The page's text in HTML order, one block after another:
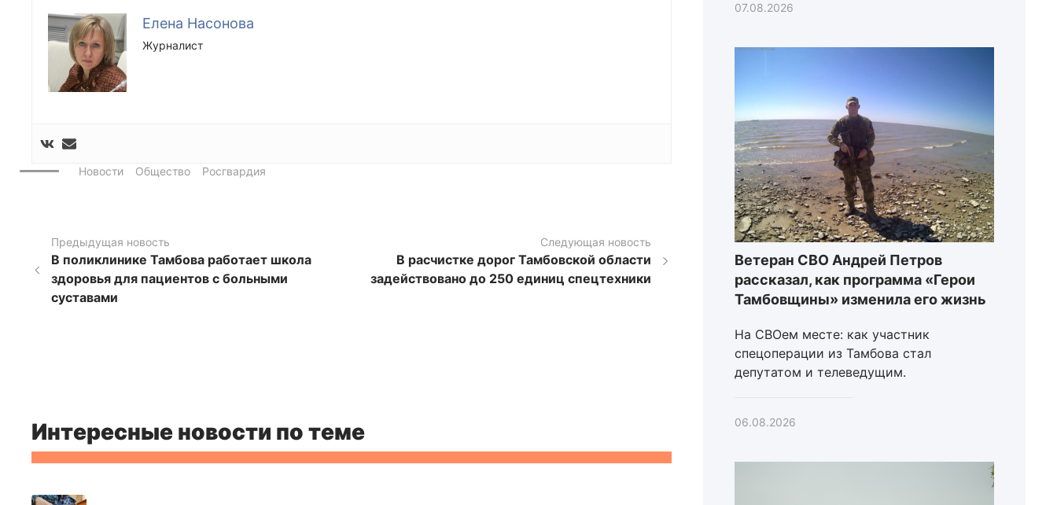
Елена Насонова
Журналист
Новости Общество Росгвардия
Предыдущая новость
В поликлинике Тамбова работает школа
здоровья для пациентов с больными
суставами
Следующая новость
В расчистке дорог Тамбовской области
задействовано до 250 единиц спецтехники
Интересные новости по теме
07.08.2026
Ветеран СВО Андрей Петров
рассказал, как программа «Герои
Тамбовщины» изменила его жизнь
На СВОем месте: как участник
спецоперации из Тамбова стал
депутатом и телеведущим.
06.08.2026